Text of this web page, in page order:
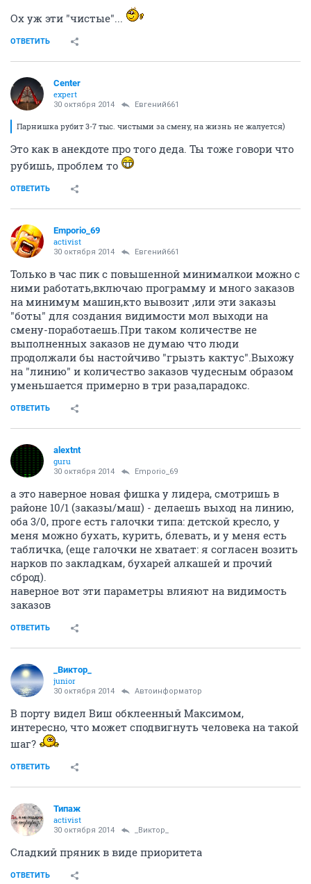
Ох уж эти "чистые"...
ОТВЕТИТЬ
Center
expert
30 октября 2014 Евгений661
Парнишка рубит 3-7 тыс. чистыми за смену, на жизнь не жалуется)
Это как в анекдоте про того деда. Ты тоже говори что
рубишь, проблем то
ОТВЕТИТЬ
Emporio_69
activist
30 октября 2014 Евгений661
Только в час пик с повышенной минималкои можно с
ними работать,включаю программу и много заказов
на минимум машин,кто вывозит ,или эти заказы
"боты" для создания видимости мол выходи на
смену-поработаешь.При таком количестве не
выполненных заказов не думаю что люди
продолжали бы настойчиво "грызть кактус".Выхожу
на "линию" и количество заказов чудесным образом
уменьшается примерно в три раза,парадокс.
ОТВЕТИТЬ
alextnt
guru
30 октября 2014 Emporio_69
а это наверное новая фишка у лидера, смотришь в
районе 10/1 (заказы/маш) - делаешь выход на линию,
оба 3/0, проге есть галочки типа: детской кресло, у
меня можно бухать, курить, блевать, и у меня есть
табличка, (еще галочки не хватает: я согласен возить
нарков по закладкам, бухарей алкашей и прочий
сброд).
наверное вот эти параметры влияют на видимость
заказов
ОТВЕТИТЬ
_Виктор_
juniоr
30 октября 2014 Автоинформатор
В порту видел Виш обклеенный Максимом,
интересно, что может сподвигнуть человека на такой
шаг?
ОТВЕТИТЬ
Типаж
activist
30 октября 2014 _Виктор_
Сладкий пряник в виде приоритета
ОТВЕТИТЬ